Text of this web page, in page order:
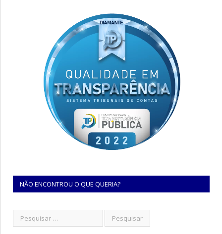
NÃO ENCONTROU O QUE QUERIA?